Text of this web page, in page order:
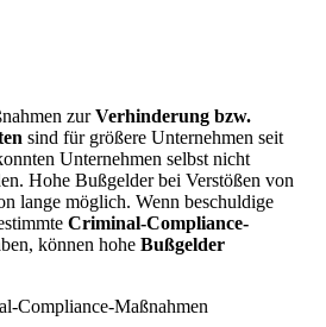
zurVerhinderung bzw.
sind für größere Unternehmen seit
Unternehmen selbst nicht
Hohe Bußgelder bei Verstößen von
lange möglich. Wenn beschuldige
Criminal-Compliance-
können hohe Bußgelder